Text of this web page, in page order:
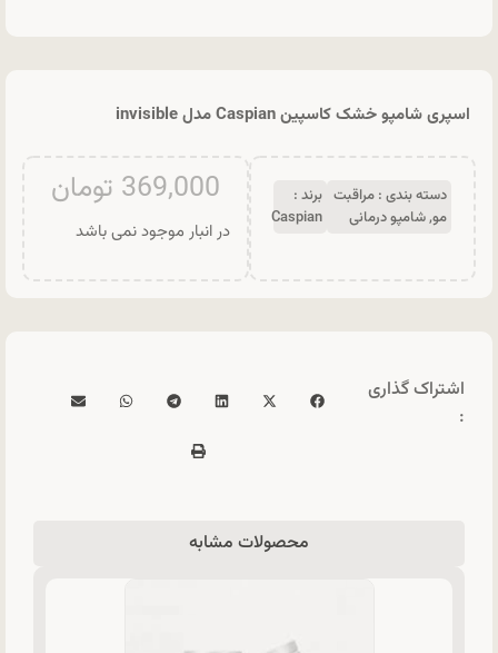
اسپری شامپو خشک کاسپین Caspian مدل invisible
دسته بندی : مراقبت
مو,شامپو درمانی
برند :
Caspian
369,000 تومان
در انبار موجود نمی باشد
اشتراک گذاری
:
محصولات مشابه